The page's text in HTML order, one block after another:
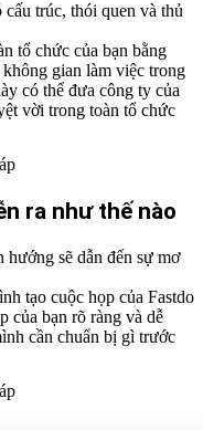
trúc, thói quen và thủ
tổ chức của bạn bằng
gian làm việc trong
có thể đưa công ty của
vời trong toàn tổ chức
ra như thế nào
hướng sẽ dẫn đến sự mơ
tạo cuộc họp của Fastdo
của bạn rõ ràng và dễ
cần chuẩn bị gì trước